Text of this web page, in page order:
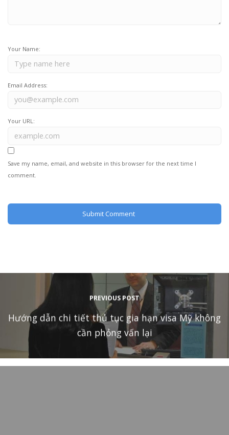
Your Name:
Email Address:
Your URL:
Save my name, email, and website in this browser for the next time I
comment.
PREVIOUS POST
Hướng dẫn chi tiết thủ tục gia hạn visa Mỹ không
cần phỏng vấn lại